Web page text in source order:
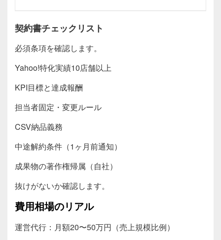
契約書チェックリスト
必須条項を確認します。
Yahoo!特化実績10店舗以上
KPI目標と達成報酬
担当者固定・変更ルール
CSV納品義務
中途解約条件（1ヶ月前通知）
成果物の著作権帰属（自社）
抜けがないか確認します。
費用相場のリアル
運営代行：月額20〜50万円（売上規模比例）